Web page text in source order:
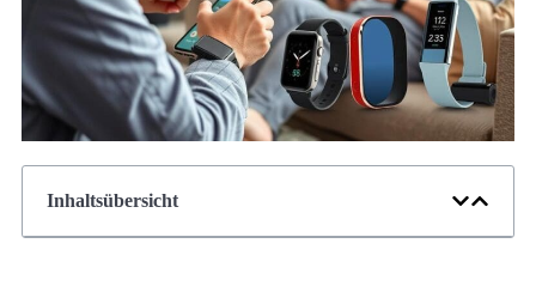
Inhaltsübersicht